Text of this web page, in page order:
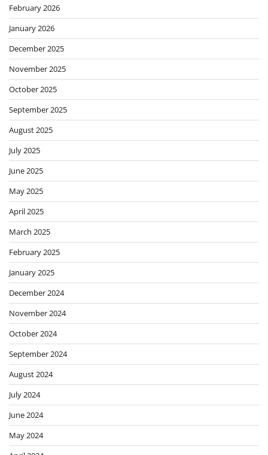
February 2026
January 2026
December 2025
November 2025
October 2025
September 2025
August 2025
July 2025
June 2025
May 2025
April 2025
March 2025
February 2025
January 2025
December 2024
November 2024
October 2024
September 2024
August 2024
July 2024
June 2024
May 2024